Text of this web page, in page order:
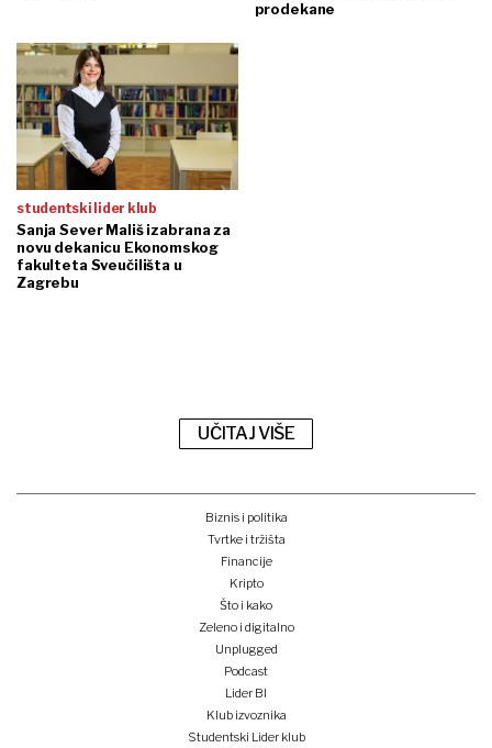
prodekane
studentski lider klub
Sanja Sever Mališ izabrana za
novu dekanicu Ekonomskog
fakulteta Sveučilišta u
Zagrebu
UČITAJ VIŠE
Biznis i politika
Tvrtke i tržišta
Financije
Kripto
Što i kako
Zeleno i digitalno
Unplugged
Podcast
Lider BI
Klub izvoznika
Studentski Lider klub